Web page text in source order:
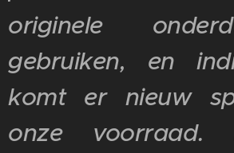
originele
gebruiken, en
komt er nieuw
onze voorraad.